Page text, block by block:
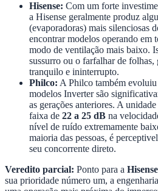
Hisense: Com um forte
a Hisense geralmente produz
(evaporadoras) mais silenciosas
encontrar modelos operando em
modo de ventilação mais baixo.
sussurro ou o farfalhar de folhas,
tranquilo e ininterrupto.
Philco: A Philco também evoluiu
modelos Inverter são
as gerações anteriores. A
faixa de 22 a 25 dB na
nível de ruído extremamente
maioria das pessoas, é
seu concorrente direto.
Veredito parcial: Ponto para a Hisense
sua prioridade número um, a